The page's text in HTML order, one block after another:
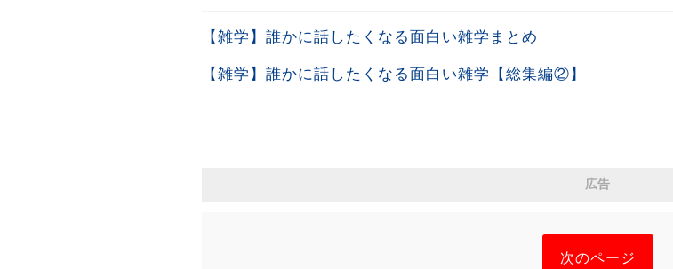
【雑学】誰かに話したくなる面白い雑学まとめ
【雑学】誰かに話したくなる面白い雑学【総集編②】
広告
次のページ